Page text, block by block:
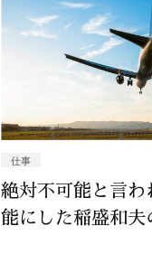
仕事
絶対不可能と言
能にした稲盛和夫